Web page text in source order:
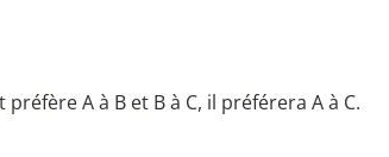
A à B et B à C, il préférera A à C.